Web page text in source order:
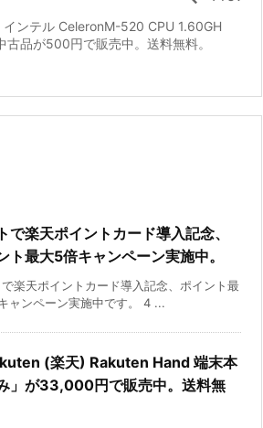
インテル CeleronM-520 CPU 1.60GH
古品が500円で販売中。送料無料。
で楽天ポイントカード導入記念、
ト最大5倍キャンペーン実施中。
楽天ポイントカード導入記念、ポイント最
ャンペーン実施中です。 4 ...
(楽天) Rakuten Hand 端末本
」が33,000円で販売中。送料無